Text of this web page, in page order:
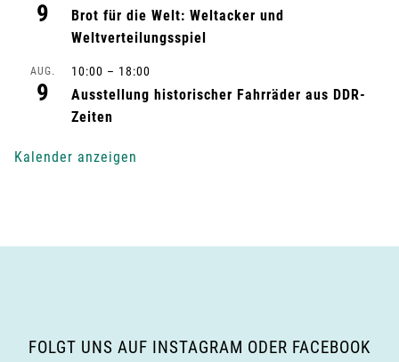
-
9
Brot für die Welt: Weltacker und
Weltverteilungsspiel
AUG.
9
10:00 – 18:00
Ausstellung historischer Fahrräder aus DDR-
Zeiten
Kalender anzeigen
FOLGT UNS AUF INSTAGRAM ODER FACEBOOK